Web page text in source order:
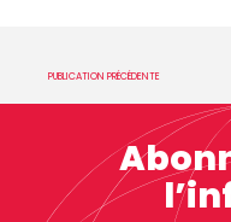
PUBLICATION PRÉCÉDENTE